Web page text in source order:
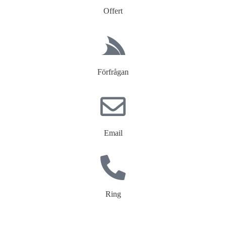
Offert
Förfrågan
Email
Ring